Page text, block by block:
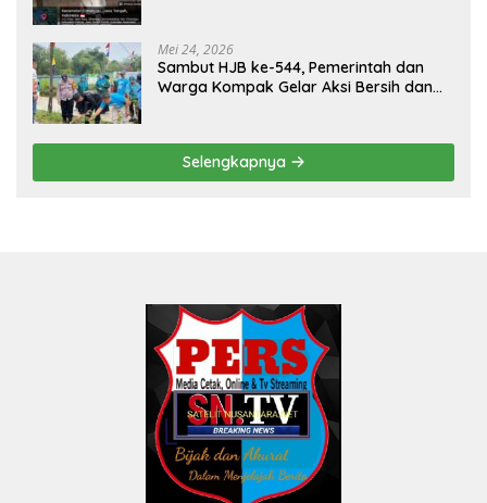
Mei 24, 2026
Sambut HJB ke-544, Pemerintah dan
Warga Kompak Gelar Aksi Bersih dan
Selengkapnya